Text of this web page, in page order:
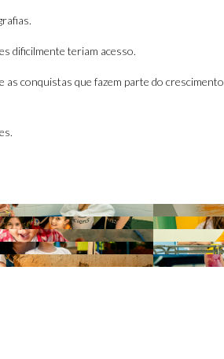
dificilmente teriam acesso.
as conquistas que fazem parte do crescimento